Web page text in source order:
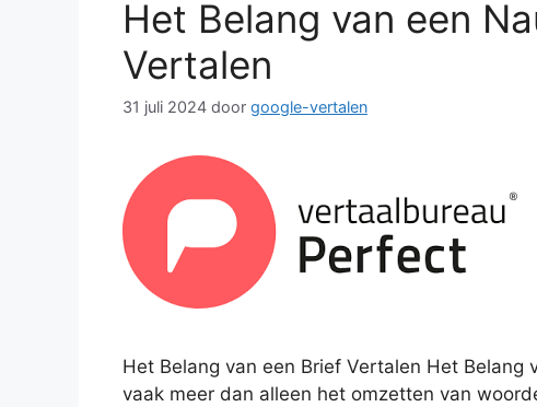
Het Belang van een
Vertalen
31 juli 2024 door google-vertalen
Het Belang van een Brief Vertalen Het
vaak meer dan alleen het omzetten van